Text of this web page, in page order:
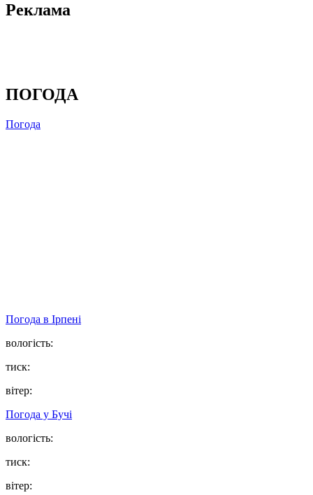
Реклама
ПОГОДА
Погода
Погода в Ірпені
вологість:
тиск:
вітер:
Погода у Бучі
вологість:
тиск:
вітер: